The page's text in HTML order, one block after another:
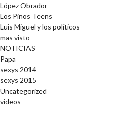
López Obrador
Los Pinos Teens
Luis Miguel y los políticos
mas visto
NOTICIAS
Papa
sexys 2014
sexys 2015
Uncategorized
videos